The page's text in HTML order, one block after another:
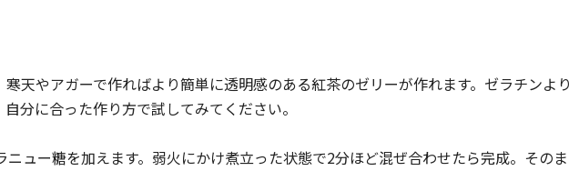
天やアガーで作ればより簡単に透明感のある紅茶のゼリーが作れます。ゼラチンよ
分に合った作り方で試してみてください。
ュー糖を加えます。弱火にかけ煮立った状態で2分ほど混ぜ合わせたら完成。その